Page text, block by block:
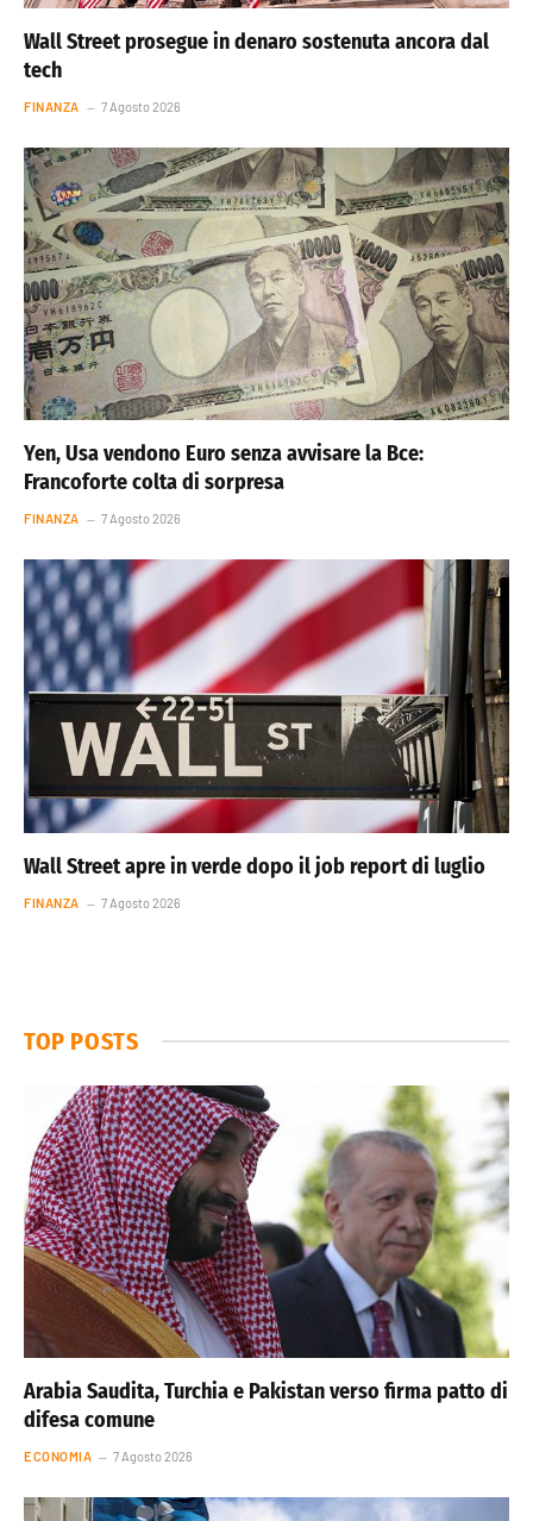
Wall Street prosegue in denaro sostenuta ancora dal
tech
FINANZA 7 Agosto 2026
Yen, Usa vendono Euro senza avvisare la Bce:
Francoforte colta di sorpresa
FINANZA 7 Agosto 2026
Wall Street apre in verde dopo il job report di luglio
FINANZA 7 Agosto 2026
TOP POSTS
Arabia Saudita, Turchia e Pakistan verso firma patto di
difesa comune
ECONOMIA 7 Agosto 2026